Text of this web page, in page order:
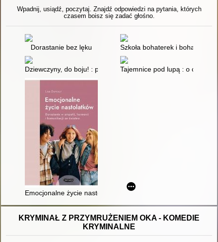
Wpadnij, usiądź, poczytaj. Znajdź odpowiedzi na pytania, których
czasem boisz się zadać głośno.
Dorastanie bez lęku Szkoła bohaterek i bohaterów
Dziewczyny, do boju! : poradnik młodej aktywistki
Tajemnice pod lupą : o czym
Emocjonalne życie nastolatków : dorastanie w empatii,
KRYMINAŁ Z PRZYMRUŻENIEM OKA - KOMEDIE
KRYMINALNE